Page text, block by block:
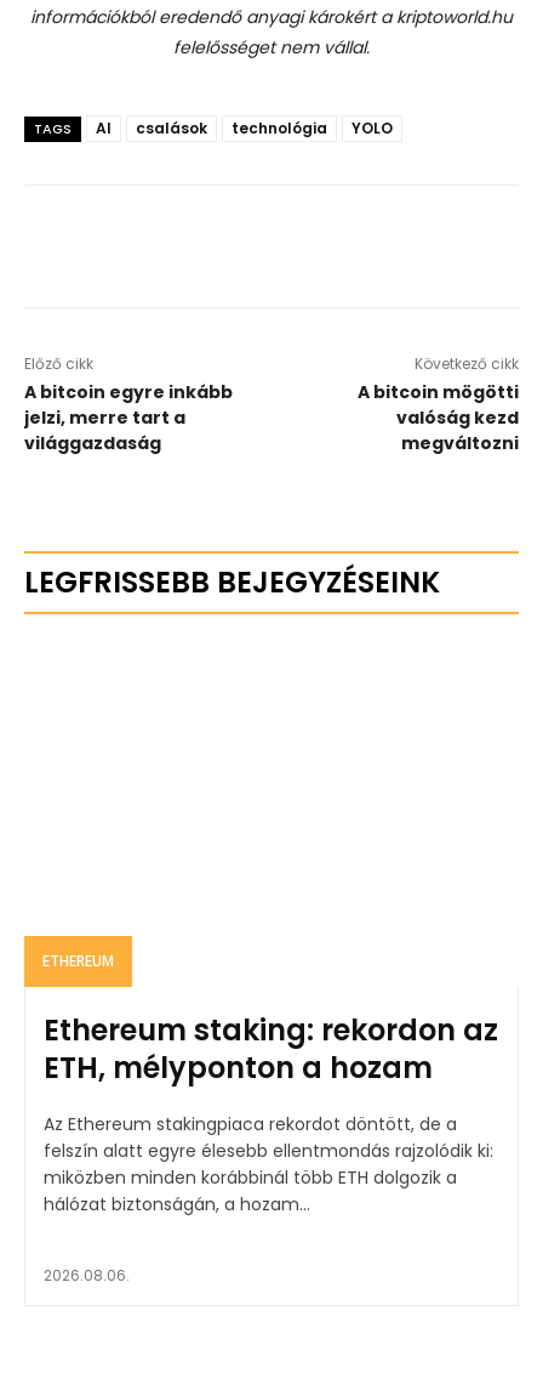
információkból eredendő anyagi károkért a kriptoworld.hu
felelősséget nem vállal.
TAGS AI csalások technológia YOLO
Előző cikk
A bitcoin egyre inkább
jelzi, merre tart a
világgazdaság
Következő cikk
A bitcoin mögötti
valóság kezd
megváltozni
LEGFRISSEBB BEJEGYZÉSEINK
ETHEREUM
Ethereum staking: rekordon az
ETH, mélyponton a hozam
Az Ethereum stakingpiaca rekordot döntött, de a
felszín alatt egyre élesebb ellentmondás rajzolódik ki:
miközben minden korábbinál több ETH dolgozik a
hálózat biztonságán, a hozam...
2026.08.06.